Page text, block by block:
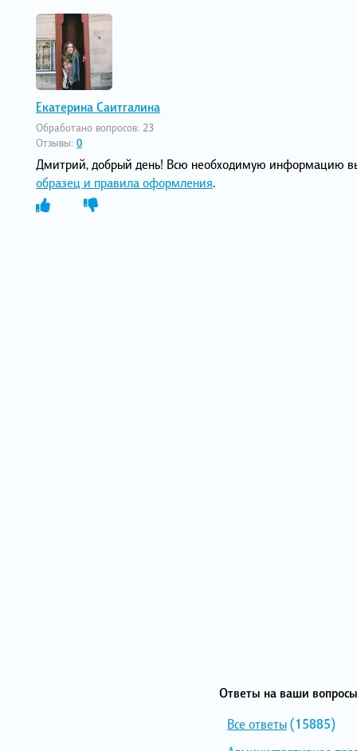
Екатерина Саитгалина
Обработано вопросов: 23
Отзывы: 0
Дмитрий, добрый день! Всю необходимую информацию
образец и правила оформления.
Ответы на ваши
Все ответы(15885)